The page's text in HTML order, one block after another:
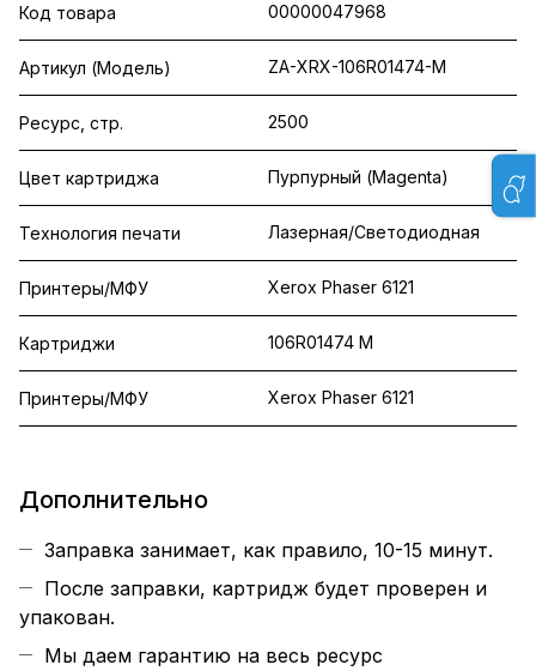
Код товара 00000047968
Артикул (Модель) ZA-XRX-106R01474-M
Ресурс, стр. 2500
Цвет картриджа Пурпурный (Magenta)
Технология печати Лазерная/Светодиодная
Принтеры/МФУ Xerox Phaser 6121
Картриджи 106R01474 M
Принтеры/МФУ Xerox Phaser 6121
Дополнительно
Заправка занимает, как правило, 10-15 минут.
После заправки, картридж будет проверен и
упакован.
Мы даем гарантию на весь ресурс